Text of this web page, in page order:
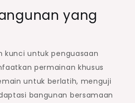
yang
kunci untuk penguasaan
permainan khusus
untuk berlatih, menguji
bangunan bersamaan